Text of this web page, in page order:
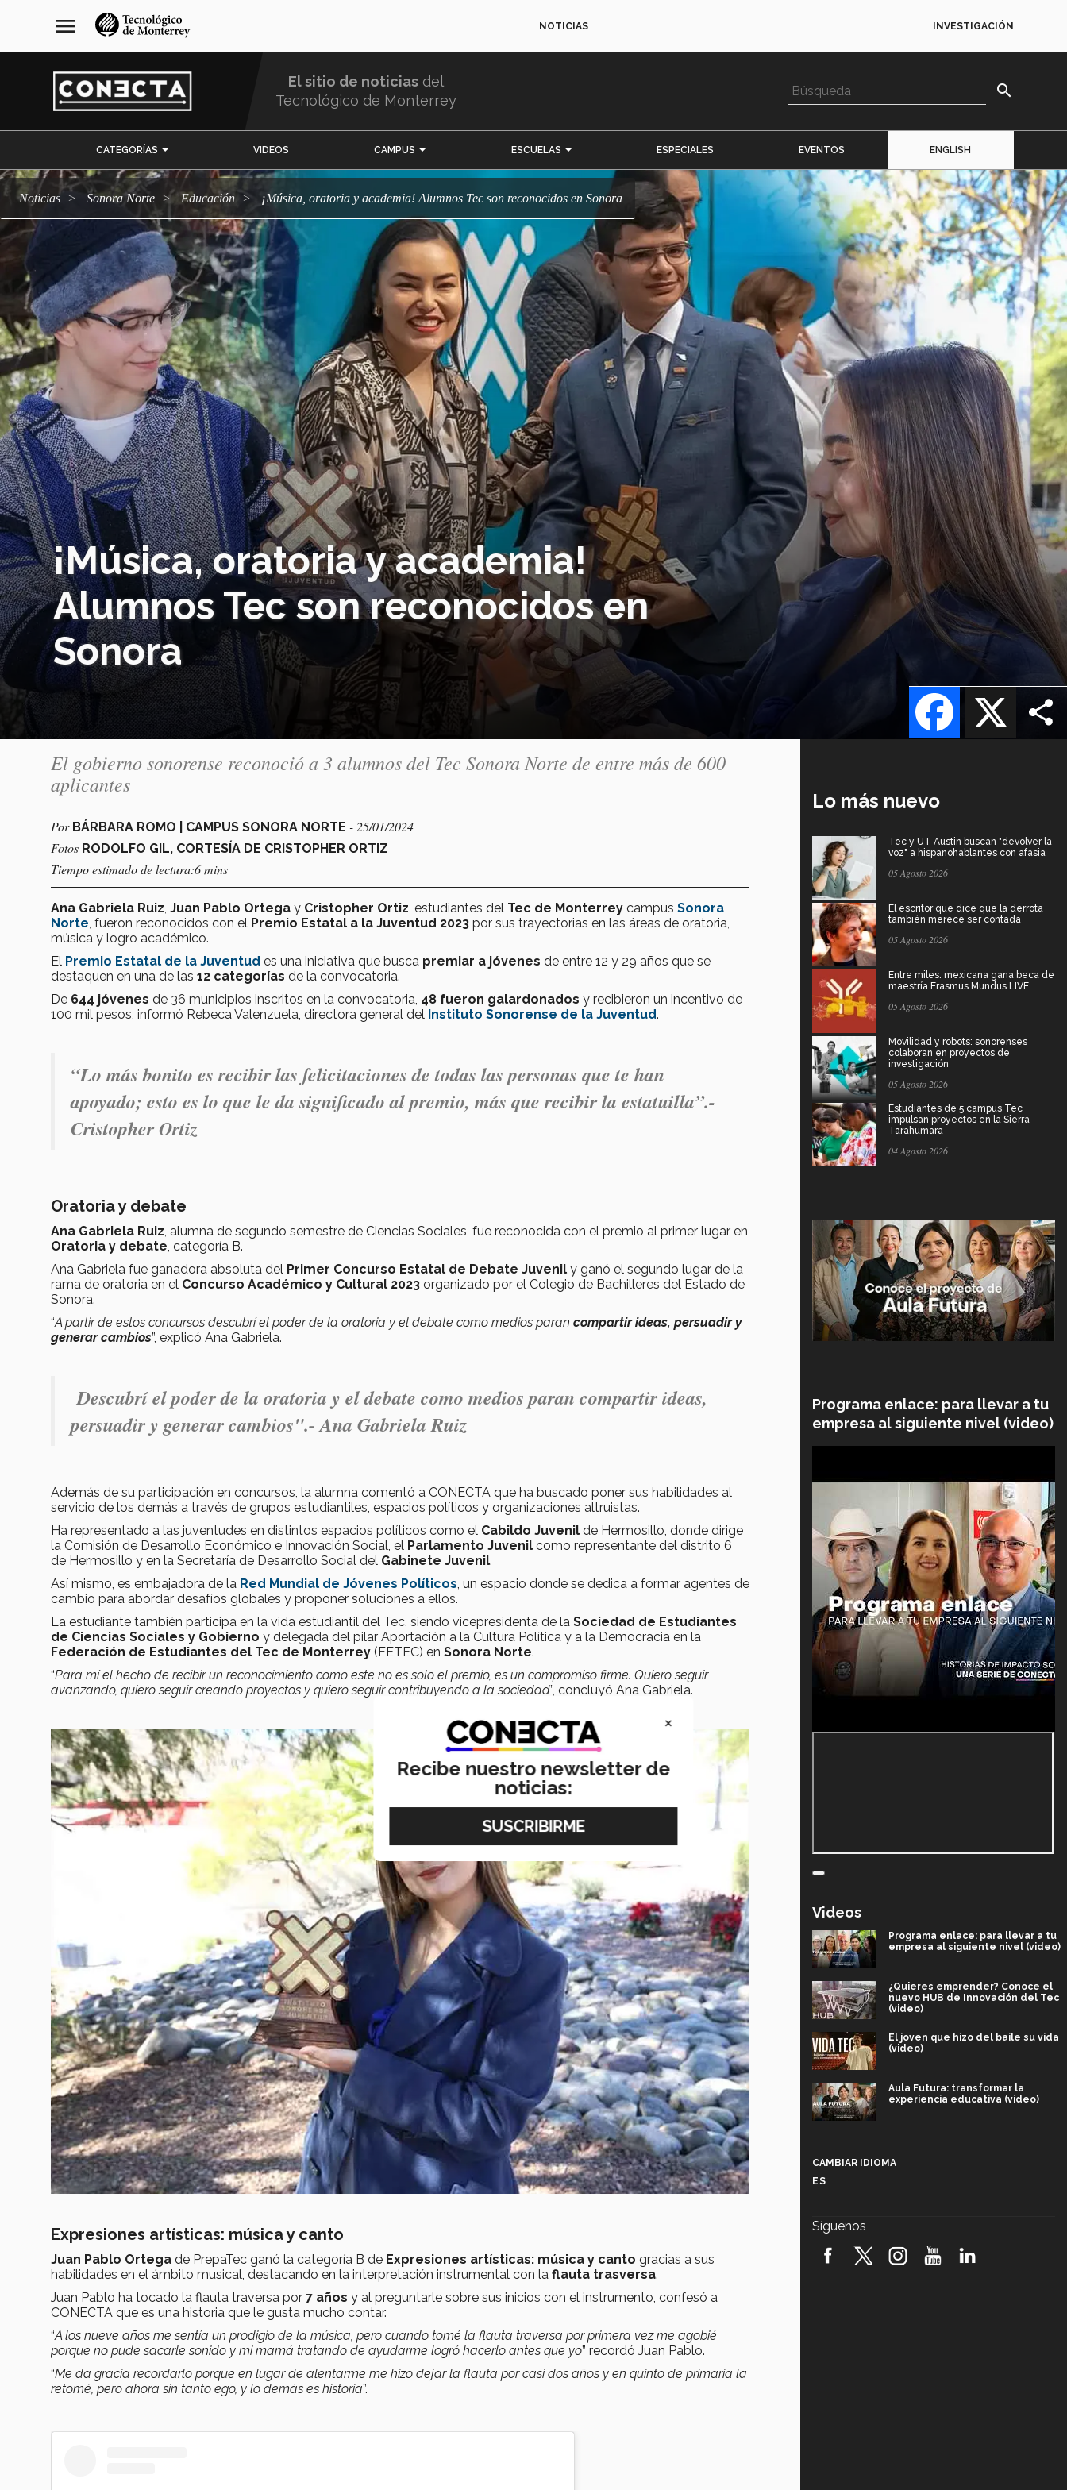
navegación
principal
menu NOTICIAS INVESTIGACIÓN
El sitio de noticias del
Tecnológico de Monterrey
search
CATEGORÍAS VIDEOS CAMPUS ESCUELAS ESPECIALES EVENTOS ENGLISH
Noticias Sonora Norte Educación ¡Música, oratoria y academia! Alumnos Tec son reconocidos en Sonora
¡Música, oratoria y academia!
Alumnos Tec son reconocidos en
Sonora
X
Facebook
El gobierno sonorense reconoció a 3 alumnos del Tec Sonora Norte de entre más de 600
aplicantes
Por BÁRBARA ROMO | CAMPUS SONORA NORTE - 25/01/2024
Fotos RODOLFO GIL, CORTESÍA DE CRISTOPHER ORTIZ
Tiempo estimado de lectura:6 mins
Ana Gabriela Ruiz Juan Pablo Ortega y Cristopher Ortiz , estudiantes del Tec de Monterrey campus Sonora
Norte , fueron reconocidos con el Premio Estatal a la Juventud 2023 por sus trayectorias en las áreas de oratoria,
música y logro académico.
El Premio Estatal de la Juventud es una iniciativa que busca premiar a jóvenes de entre 12 y 29 años que se
destaquen en una de las 12 categorías de la convocatoria.
De 644 jóvenes de 36 municipios inscritos en la convocatoria, 48 fueron galardonados y recibieron un incentivo de
100 mil pesos, informó Rebeca Valenzuela, directora general del Instituto Sonorense de la Juventud.
“Lo más bonito es recibir las felicitaciones de todas las personas que te han
apoyado; esto es lo que le da significado al premio, más que recibir la estatuilla”.-
Cristopher Ortiz
Oratoria y debate
Ana Gabriela Ruiz , alumna de segundo semestre de Ciencias Sociales, fue reconocida con el premio al primer lugar en
Oratoria y debate , categoría B.
Ana Gabriela fue ganadora absoluta del Primer Concurso Estatal de Debate Juvenil y ganó el segundo lugar de la
rama de oratoria en el Concurso Académico y Cultural 2023 organizado por el Colegio de Bachilleres del Estado de
Sonora.
“A partir de estos concursos descubrí el poder de la oratoria y el debate como medios paran compartir ideas, persuadir y
generar cambios”, explicó Ana Gabriela.
Descubrí el poder de la oratoria y el debate como medios paran compartir ideas,
persuadir y generar cambios".- Ana Gabriela Ruiz
Además de su participación en concursos, la alumna comentó a CONECTA que ha buscado poner sus habilidades al
servicio de los demás a través de grupos estudiantiles, espacios políticos y organizaciones altruistas.
Ha representado a las juventudes en distintos espacios políticos como el Cabildo Juvenil de Hermosillo, donde dirige
la Comisión de Desarrollo Económico e Innovación Social, el Parlamento Juvenil como representante del distrito 6
de Hermosillo y en la Secretaría de Desarrollo Social del Gabinete Juvenil.
Así mismo, es embajadora de la Red Mundial de Jóvenes Políticos , un espacio donde se dedica a formar agentes de
cambio para abordar desafíos globales y proponer soluciones a ellos.
La estudiante también participa en la vida estudiantil del Tec, siendo vicepresidenta de la Sociedad de Estudiantes
de Ciencias Sociales y Gobierno y delegada del pilar Aportación a la Cultura Política y a la Democracia en la
Federación de Estudiantes del Tec de Monterrey (FETEC) en Sonora Norte.
“Para mí el hecho de recibir un reconocimiento como este no es solo el premio, es un compromiso firme. Quiero seguir
avanzando, quiero seguir creando proyectos y quiero seguir contribuyendo a la sociedad”, concluyó Ana Gabriela.
Expresiones artísticas: música y canto
Juan Pablo Ortega de PrepaTec ganó la categoría B de Expresiones artísticas: música y canto gracias a sus
habilidades en el ámbito musical, destacando en la interpretación instrumental con la flauta trasversa.
Juan Pablo ha tocado la flauta traversa por 7 años y al preguntarle sobre sus inicios con el instrumento, confesó a
CONECTA que es una historia que le gusta mucho contar.
“A los nueve años me sentía un prodigio de la música, pero cuando tomé la flauta traversa por primera vez me agobié
porque no pude sacarle sonido y mi mamá tratando de ayudarme logró hacerlo antes que yo” recordó Juan Pablo.
“Me da gracia recordarlo porque en lugar de alentarme me hizo dejar la flauta por casi dos años y en quinto de primaria la
retomé, pero ahora sin tanto ego, y lo demás es historia”.
Lo más nuevo
Tec y UT Austin buscan "devolver la
voz" a hispanohablantes con afasia
05 Agosto 2026
El escritor que dice que la derrota
también merece ser contada
05 Agosto 2026
Entre miles: mexicana gana beca de
maestría Erasmus Mundus LIVE
05 Agosto 2026
Movilidad y robots: sonorenses
colaboran en proyectos de
investigación
05 Agosto 2026
Estudiantes de 5 campus Tec
impulsan proyectos en la Sierra
Tarahumara
04 Agosto 2026
Programa enlace: para llevar a tu
empresa al siguiente nivel (video)
Videos
Programa enlace: para llevar a tu
empresa al siguiente nivel (video)
¿Quieres emprender? Conoce el
nuevo HUB de Innovación del Tec
(video)
El joven que hizo del baile su vida
(video)
Aula Futura: transformar la
experiencia educativa (video)
robótica FIRST 2026! (video)
CAMBIAR IDIOMA
ES
Síguenos
×
Recibe nuestro newsletter de
noticias: